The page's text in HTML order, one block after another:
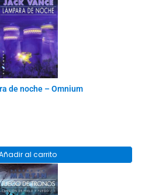
de noche – Omnium
al carrito